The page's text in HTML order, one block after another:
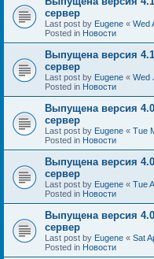
сервер
Last post by Eugene « Wed
Posted in Новости
Выпущена версия
сервер
Last post by Eugene « Wed
Posted in Новости
Выпущена версия
сервер
Last post by Eugene « Tue
Posted in Новости
Выпущена версия
сервер
Last post by Eugene « Tue
Posted in Новости
Выпущена версия
сервер
Last post by Eugene « Sat
Posted in Новости